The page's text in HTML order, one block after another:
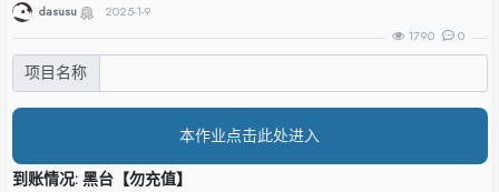
dasusu
2025-1-9
1790
0
项目名称
本作业点击此处进入
到账情况: 黑台【勿充值】